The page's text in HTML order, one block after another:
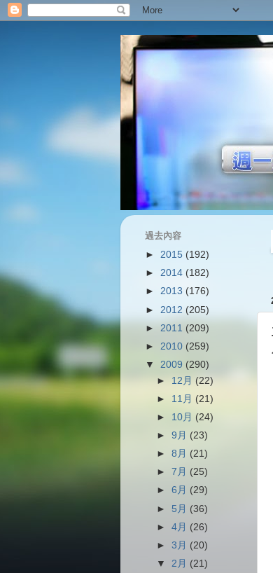
過去內容
► 2015 (192)
► 2014 (182)
► 2013 (176)
► 2012 (205)
► 2011 (209)
► 2010 (259)
▼ 2009 (290)
► 12月 (22)
► 11月 (21)
► 10月 (24)
►9月 (23)
►8月 (21)
►7月 (25)
►6月 (29)
► 5月 (36)
►4月 (26)
►3月 (20)
▼ 2月 (21)